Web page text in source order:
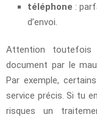
téléphone :
d’envoi.
Attention toutefois
document par le
Par exemple,
service précis. Si tu
risques un